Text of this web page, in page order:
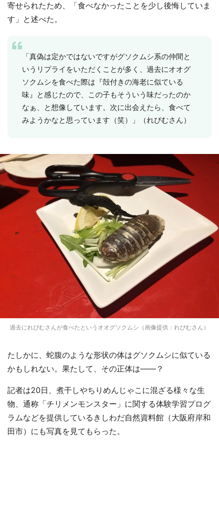
寄せられたため、「食べなかったことを少し後悔していま
す」と述べた。
「真偽は定かではないですがグソクムシ系の仲間と
いうリプライをいただくことが多く、過去にオオグ
ソクムシを食べた際は『殻付きの海老に似ている
味』と感じたので、この子もそういう味だったのか
なぁ、と想像しています。次に出会えたら、食べて
みようかなと思っています（笑）」（れぴむさん）
過去にれぴむさんが食べたというオオグソクムシ（画像提供：れぴむさん）
たしかに、蛇腹のような形状の体はグソクムシに似ている
かもしれない。果たして、その正体は――？
記者は20日、煮干しやちりめんじゃこに混ざる様々な生
物、通称「チリメンモンスター」に関する体験学習プログ
ラムなどを提供しているきしわだ自然資料館（大阪府岸和
田市）にも写真を見てもらった。